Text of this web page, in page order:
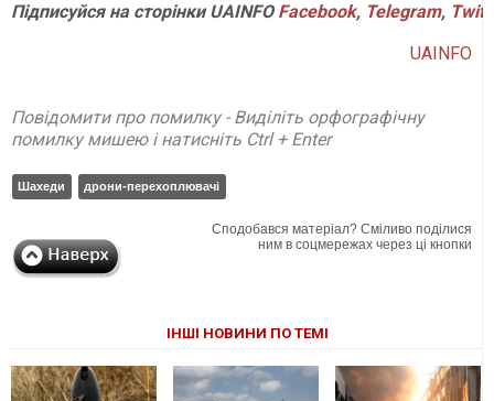
ПідписуйсянасторінкиUAINFO Facebook, Telegram,
UAINFO
Повідомити про помилку - Виділіть орфографічну
помилку мишею і натисніть Ctrl + Enter
Шахеди дрони-перехоплювачі
Сподобався матеріал? Сміливо поділися
ним в соцмережах через ці кнопки
ІНШІ НОВИНИ ПО ТЕМІ